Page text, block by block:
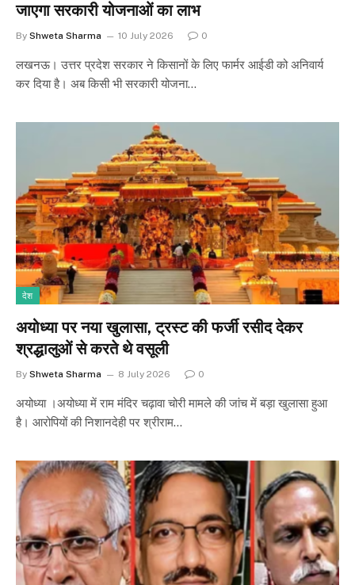
जाएगा सरकारी योजनाओं का लाभ
By Shweta Sharma 10 July 2026 0
लखनऊ। उत्तर प्रदेश सरकार ने किसानों के लिए फार्मर आईडी को अनिवार्य
कर दिया है। अब किसी भी सरकारी योजना…
देश
अयोध्या पर नया खुलासा, ट्रस्ट की फर्जी रसीद देकर
श्रद्धालुओं से करते थे वसूली
By Shweta Sharma 8 July 2026 0
अयोध्या ।अयोध्या में राम मंदिर चढ़ावा चोरी मामले की जांच में बड़ा खुलासा हुआ
है। आरोपियों की निशानदेही पर श्रीराम…